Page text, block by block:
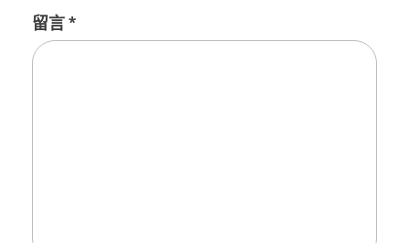
留言*